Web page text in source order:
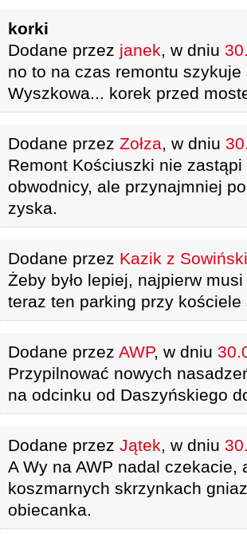
korki
Dodane przez janek, w dniu
no to na czas remontu
Wyszkowa... korek przed
Dodane przez Zołza, w dniu
Remont Kościuszki nie
obwodnicy, ale przynajmniej
zyska.
Dodane przez Kazik z
Żeby było lepiej, najpierw
teraz ten parking przy kościele
Dodane przez AWP, w dniu
Przypilnować nowych
na odcinku od Daszyńskiego
Dodane przez Jątek, w dniu
A Wy na AWP nadal czekacie,
koszmarnych skrzynkach
obiecanka.